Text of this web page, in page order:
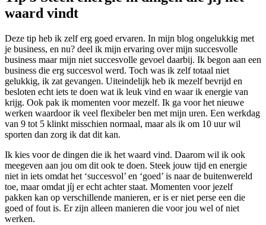
waard vindt
Deze tip heb ik zelf erg goed ervaren. In mijn blog ongelukkig met
je business, en nu? deel ik mijn ervaring over mijn succesvolle
business maar mijn niet succesvolle gevoel daarbij. Ik begon aan een
business die erg succesvol werd. Toch was ik zelf totaal niet
gelukkig, ik zat gevangen. Uiteindelijk heb ik mezelf bevrijd en
besloten echt iets te doen wat ik leuk vind en waar ik energie van
krijg. Ook pak ik momenten voor mezelf. Ik ga voor het nieuwe
werken waardoor ik veel flexibeler ben met mijn uren. Een werkdag
van 9 tot 5 klinkt misschien normaal, maar als ik om 10 uur wil
sporten dan zorg ik dat dit kan.
Ik kies voor de dingen die ik het waard vind. Daarom wil ik ook
meegeven aan jou om dit ook te doen. Steek jouw tijd en energie
niet in iets omdat het ‘succesvol’ en ‘goed’ is naar de buitenwereld
toe, maar omdat jíj er echt achter staat. Momenten voor jezelf
pakken kan op verschillende manieren, er is er niet perse een die
goed of fout is. Er zijn alleen manieren die voor jou wel of niet
werken.